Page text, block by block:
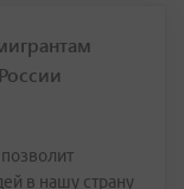
в нашу страну